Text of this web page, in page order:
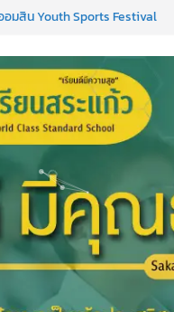
มสิน Youth Sports Festival
& Cultural.Camp )
ที่ 51
เรียนรู้เชิงรุก ประจำปี 2569